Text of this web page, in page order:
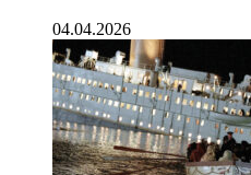
04.04.2026